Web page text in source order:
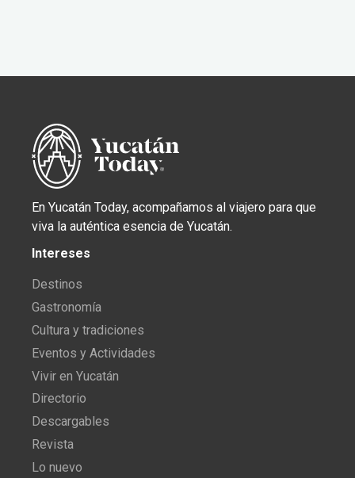
En Yucatán Today, acompañamos al viajero para que
viva la auténtica esencia de Yucatán.
Intereses
Destinos
Gastronomía
Cultura y tradiciones
Eventos y Actividades
Vivir en Yucatán
Directorio
Descargables
Revista
Lo nuevo